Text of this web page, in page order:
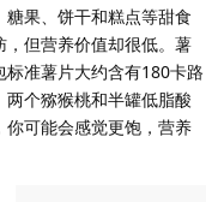
果、饼干和糕点等甜食
但营养价值却很低。薯
准薯片大约含有180卡路
个猕猴桃和半罐低脂酸
可能会感觉更饱，营养